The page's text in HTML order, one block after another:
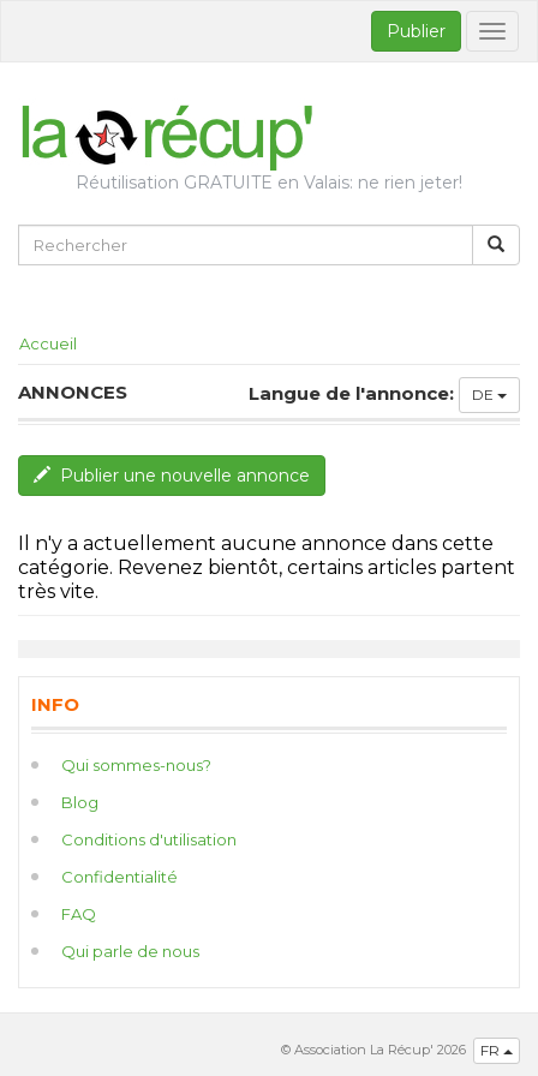
Publier
Réutilisation GRATUITE en Valais: ne rien jeter!
Accueil
ANNONCES Langue de l'annonce: DE
Publier une nouvelle annonce
Il n'y a actuellement aucune annonce dans cette
catégorie. Revenez bientôt, certains articles partent
très vite.
INFO
Qui sommes-nous?
Blog
Conditions d'utilisation
Confidentialité
FAQ
Qui parle de nous
FR
© Association La Récup' 2026